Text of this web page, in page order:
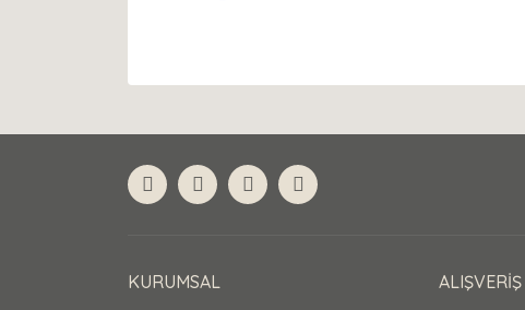
KURUMSAL ALIŞVERİŞ